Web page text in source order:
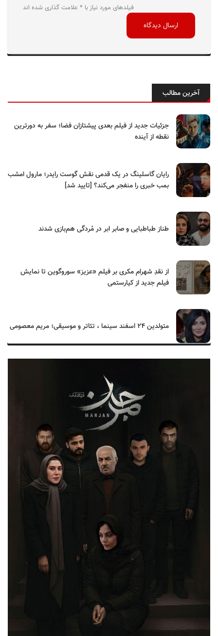
فیلدهای مورد نیاز با * علامت گذاری شده اند
آخرین مطالب
جزئیات جدید از فیلم بعدی پیشتازان فضا؛ سفر به دورترین
نقطه از آینده
رایان گاسلینگ در یک قدمی نقش گوست رایدر؛ مارول امشب
بمب خبری را منفجر می‌کند؟ [تایید شد]
طناز طباطبایی و صابر ابر در مُردگی هم‌بازی شدند
از نقدِ شهرام مکری بر فیلم «عزیز» سوروگوین تا نمایش
فیلم جدید از کیارستمی
متولدین ۲۴ اسفند سینما ، تئاتر و موسیقی؛ مریم معصومی